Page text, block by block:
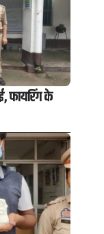
फायरिंग के